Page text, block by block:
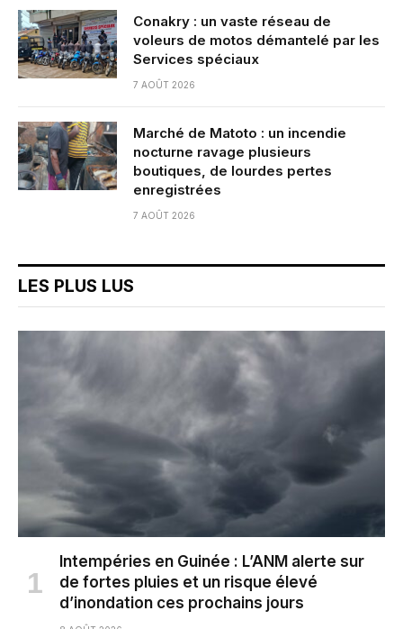
Conakry : un vaste réseau de
voleurs de motos démantelé par les
Services spéciaux
7 AOÛT 2026
Marché de Matoto : un incendie
nocturne ravage plusieurs
boutiques, de lourdes pertes
enregistrées
7 AOÛT 2026
LES PLUS LUS
Intempéries en Guinée : L’ANM alerte sur
de fortes pluies et un risque élevé
d’inondation ces prochains jours